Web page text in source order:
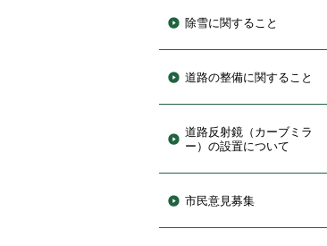
除雪に関すること
道路の整備に関すること
道路反射鏡（カーブミラ
ー）の設置について
市民意見募集